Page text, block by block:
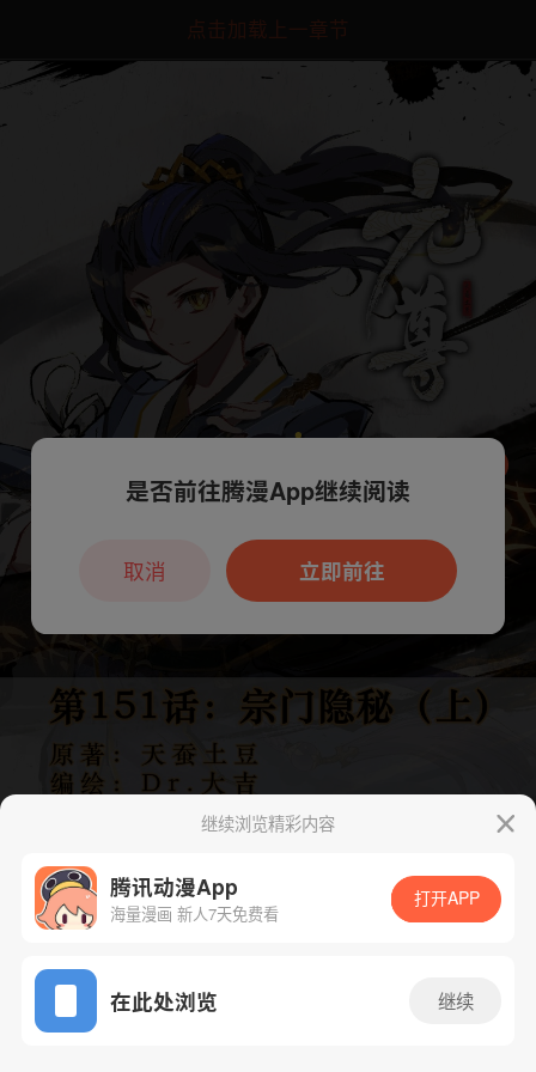
点击加载上一章节
App免费看
继续浏览精彩内容
腾讯动漫App
海量漫画 新人7天免费看
打开APP
在此处浏览 继续
本章节仅支持App阅读，可打开App新用
户7天免费看
是否前往腾漫App继续阅读
立即前往
取消